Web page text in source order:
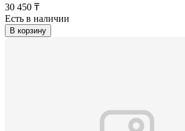
30 450 ₸
Есть в наличии
В корзину